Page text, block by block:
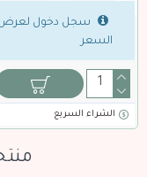
سجل دخول
السعر
الشراء السريع